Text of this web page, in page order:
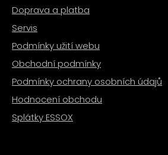
Doprava a platba
Servis
Podmínky užití webu
Obchodní podmínky
Podmínky ochrany osobních údajů
Hodnocení obchodu
Splátky ESSOX